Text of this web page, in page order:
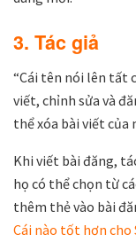
3. Tác giả
“Cái tên nói lên tất
viết, chỉnh sửa và
thể xóa bài viết của
Khi viết bài đăng,
họ có thể chọn từ
thêm thẻ vào bài
Cái nào tốt hơn cho